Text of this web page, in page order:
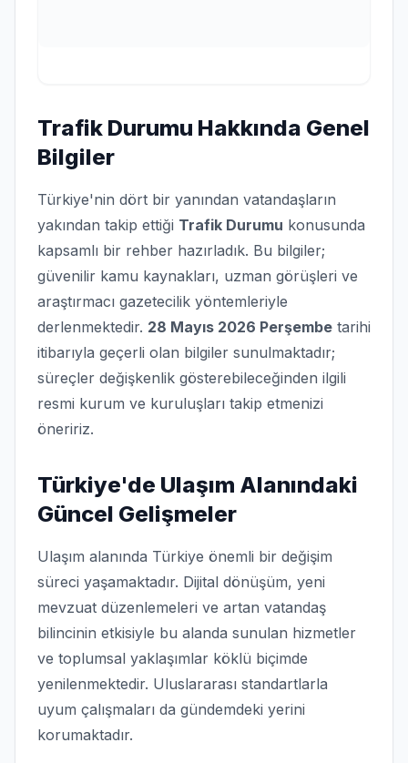
Trafik Durumu Hakkında Genel
Bilgiler
Türkiye'nin dört bir yanından vatandaşların
yakından takip ettiği Trafik Durumu konusunda
kapsamlı bir rehber hazırladık. Bu bilgiler;
güvenilir kamu kaynakları, uzman görüşleri ve
araştırmacı gazetecilik yöntemleriyle
derlenmektedir. 28 Mayıs 2026 Perşembe tarihi
itibarıyla geçerli olan bilgiler sunulmaktadır;
süreçler değişkenlik gösterebileceğinden ilgili
resmi kurum ve kuruluşları takip etmenizi
öneririz.
Türkiye'de Ulaşım Alanındaki
Güncel Gelişmeler
Ulaşım alanında Türkiye önemli bir değişim
süreci yaşamaktadır. Dijital dönüşüm, yeni
mevzuat düzenlemeleri ve artan vatandaş
bilincinin etkisiyle bu alanda sunulan hizmetler
ve toplumsal yaklaşımlar köklü biçimde
yenilenmektedir. Uluslararası standartlarla
uyum çalışmaları da gündemdeki yerini
korumaktadır.